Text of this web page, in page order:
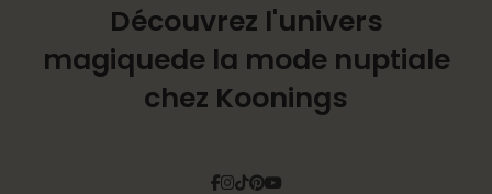
Découvrez l'univers
magiquede la mode nuptiale
chez Koonings
Facebook
Instagram
Tiktok
Pinterest
YouTube